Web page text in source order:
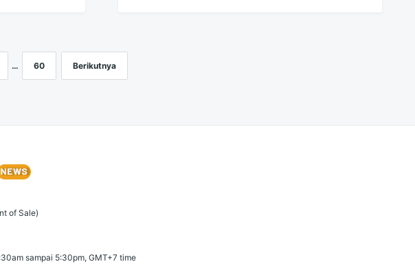
… 60 Berikutnya
of Sale)
sampai 5:30pm, GMT+7 time